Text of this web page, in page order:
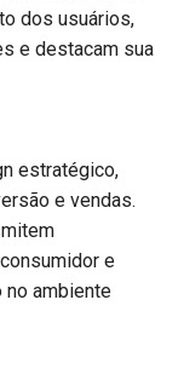
dos usuários,
e destacam sua
estratégico,
e vendas.
e
no ambiente